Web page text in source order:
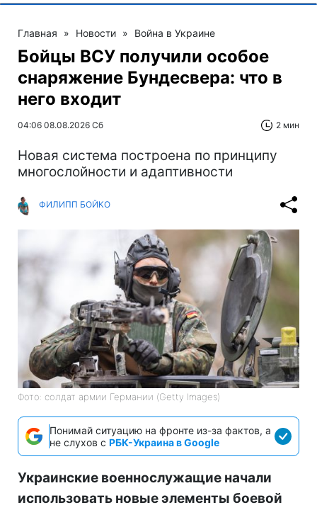
Главная » Новости » Война в Украине
Бойцы ВСУ получили особое
снаряжение Бундесвера: что в
него входит
04:06 08.08.2026 Сб 2 мин
Новая система построена по принципу
многослойности и адаптивности
ФИЛИПП БОЙКО
Фото: солдат армии Германии (Getty Images)
Понимай ситуацию на фронте из-за фактов, а
не слухов с РБК-Украина в Google
Украинские военнослужащие начали
использовать новые элементы боевой